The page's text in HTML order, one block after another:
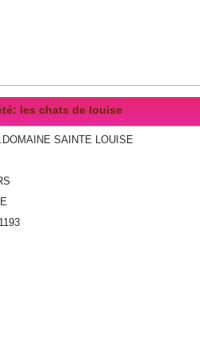
les chats de louise
SAINTE LOUISE